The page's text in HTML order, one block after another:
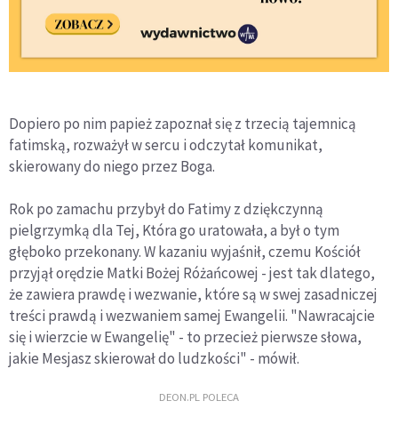
Dopiero po nim papież zapoznał się z trzecią tajemnicą
fatimską, rozważył w sercu i odczytał komunikat,
skierowany do niego przez Boga.
Rok po zamachu przybył do Fatimy z dziękczynną
pielgrzymką dla Tej, Która go uratowała, a był o tym
głęboko przekonany. W kazaniu wyjaśnił, czemu Kościół
przyjął orędzie Matki Bożej Różańcowej - jest tak dlatego,
że zawiera prawdę i wezwanie, które są w swej zasadniczej
treści prawdą i wezwaniem samej Ewangelii. "Nawracajcie
się i wierzcie w Ewangelię" - to przecież pierwsze słowa,
jakie Mesjasz skierował do ludzkości" - mówił.
DEON.PL POLECA